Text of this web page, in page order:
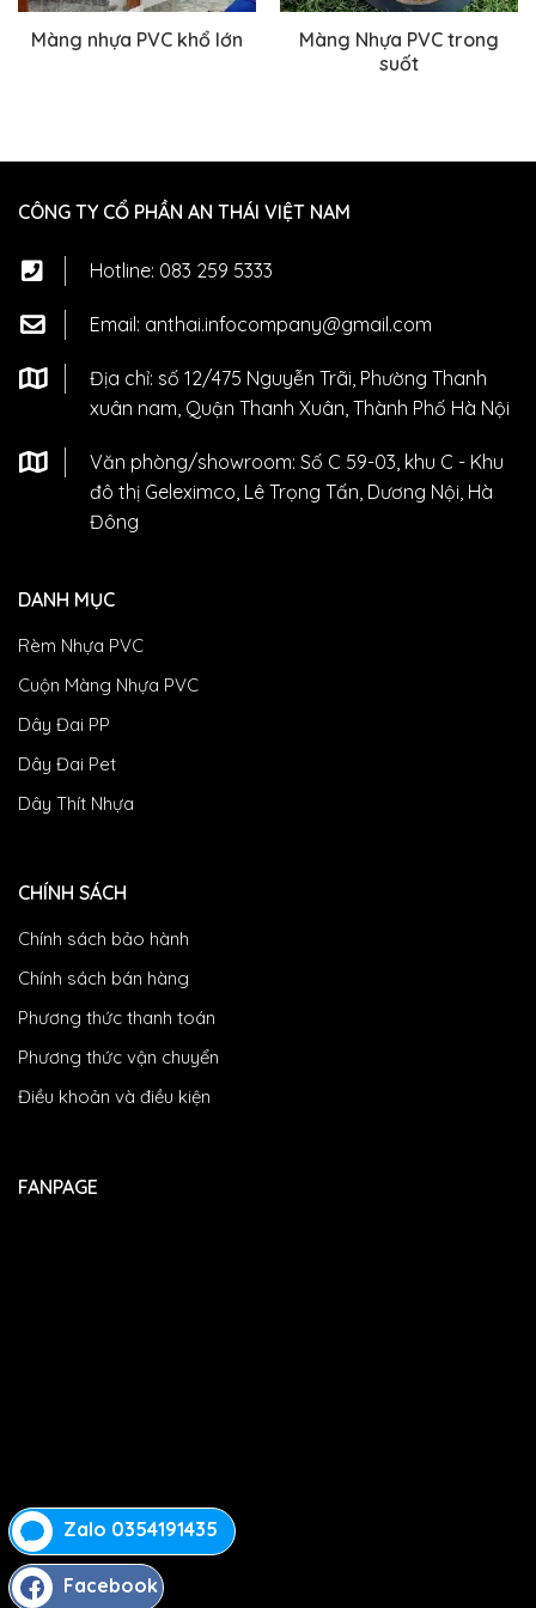
Màng nhựa PVC khổ lớn
Màng Nhựa PVC trong
suốt
CÔNG TY CỔ PHẦN AN THÁI VIỆT NAM
Hotline: 083 259 5333
Email: anthai.infocompany@gmail.com
Địa chỉ: số 12/475 Nguyễn Trãi, Phường Thanh
xuân nam, Quận Thanh Xuân, Thành Phố Hà Nội
Văn phòng/showroom: Số C 59-03, khu C - Khu
đô thị Geleximco, Lê Trọng Tấn, Dương Nội, Hà
Đông
DANH MỤC
Rèm Nhựa PVC
Cuộn Màng Nhựa PVC
Dây Đai PP
Dây Đai Pet
Dây Thít Nhựa
CHÍNH SÁCH
Chính sách bảo hành
Chính sách bán hàng
Phương thức thanh toán
Phương thức vận chuyển
Điều khoản và điều kiện
FANPAGE
Zalo 0354191435
Facebook